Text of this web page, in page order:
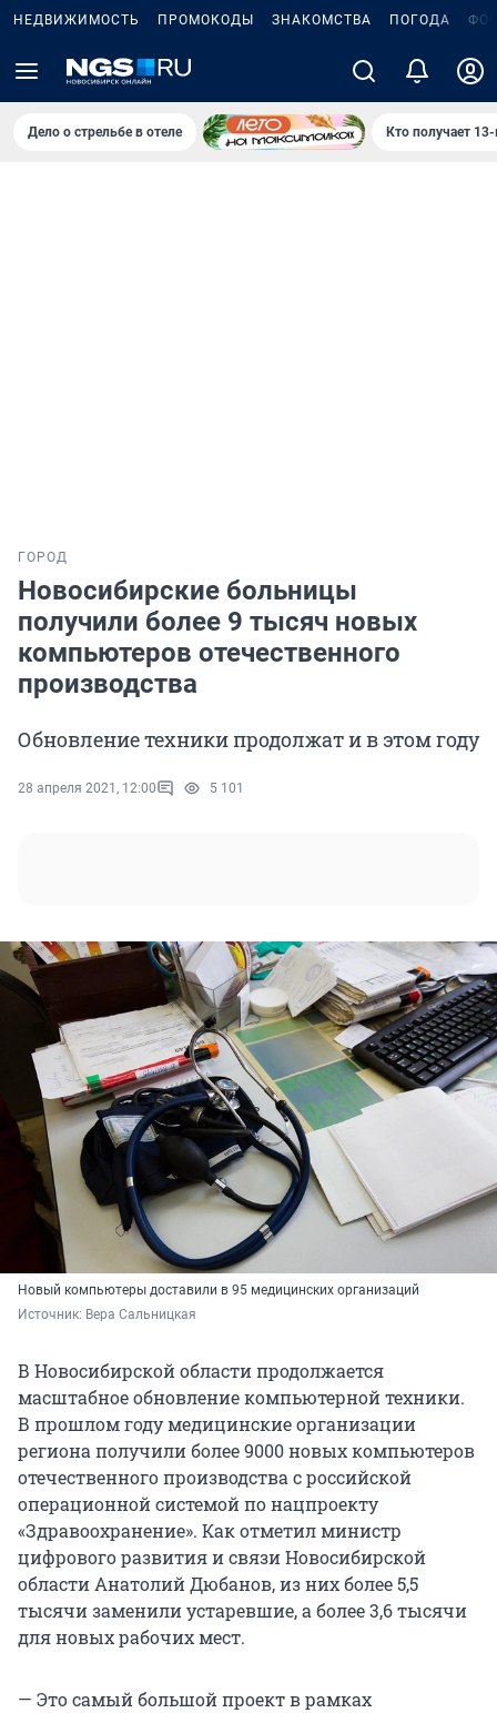
НЕДВИЖИМОСТЬ ПРОМОКОДЫ ЗНАКОМСТВА ПОГОДА
Дело о стрельбе в отеле Кто получает
ГОРОД
Новосибирские больницы
получили более 9 тысяч новых
компьютеров отечественного
производства
Обновление техники продолжат и в этом году
28 апреля 2021, 12:00 5 101
Новый компьютеры доставили в 95 медицинских организаций
Источник: Вера Сальницкая
В Новосибирской области продолжается
масштабное обновление компьютерной техники.
В прошлом году медицинские организации
региона получили более 9000 новых компьютеров
отечественного производства с российской
операционной системой по нацпроекту
«Здравоохранение». Как отметил министр
цифрового развития и связи Новосибирской
области Анатолий Дюбанов, из них более 5,5
тысячи заменили устаревшие, а более 3,6 тысячи
для новых рабочих мест.
— Это самый большой проект в рамках